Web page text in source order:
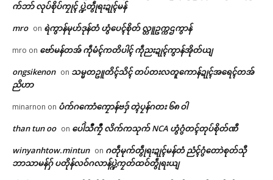
က်ဘာ် လုပ်စိုပ်ကၠုၚ် ပ္ဍဲတွဵုရးဍုၚ်မန်
mro on ရဲကွာန်မုဟ်ဒုန်တံ ဟွံပေၚ်စိုတ် လ္တူဥက္ကဌကွာန်
mro on ဗော်မန်တအ် ကဵုမံၚ်ကတိပါၚ် ကဵုညးဍုၚ်ကွာန်အိုတ်ယျ
ongsikenon on သမ္မတဥူတိၚ်သိၚ် တပ်တးလတူကောန်ဍုၚ်အရေၚ်တအ်
ညိဟာ
minarnon on ပံက်ဂကောံကၠောန်ဗဒှ် တ္ၚဲပၠန်ဂတး ၆၈ ဝါ
than tun oo on ပေါဲသဳကၠဳ လိက်ကသုက် NCA ဟွံဂွံတၚ်တုပ်စိုတ်ဏီ
winyanhtow.mintun on ဂတဵုမုက်တွဵုရးဍုၚ်မန်တံ ညံၚ်ဂွံတောဲစုတ်သီု
ဘာသာမန်ဂှ် ပတိုန်လဝ်ဂလာန်ပ္ဍဲကၠတ်ထဝ်တွဵုရးယျ